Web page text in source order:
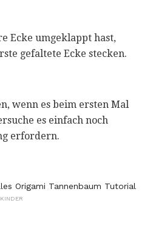
Ecke umgeklappt hast,
gefaltete Ecke stecken.
wenn es beim ersten Mal
es einfach noch
erfordern.
Origami Tannenbaum Tutorial